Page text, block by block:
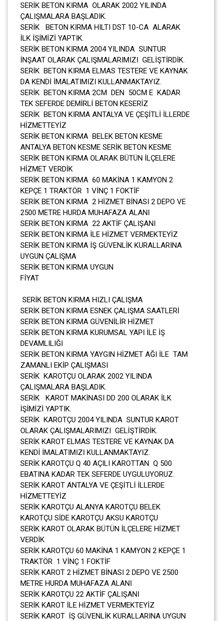
SERİK BETON KIRMA OLARAK 2002 YILINDA
ÇALIŞMALARA BAŞLADIK.
SERİK BETON KIRMA HILTI DST 10-CA ALARAK
İLK İŞİMİZİ YAPTIK.
SERİK BETON KIRMA 2004 YILINDA SUNTUR
İNŞAAT OLARAK ÇALIŞMALARIMIZI GELİŞTİRDİK.
SERİK BETON KIRMA ELMAS TESTERE VE KAYNAK
DA KENDİ İMALATIMIZI KULLANMAKTAYIZ.
SERİK BETON KIRMA 2CM DEN 50CM E KADAR
TEK SEFERDE DEMİRLİ BETON KESERİZ
SERİK BETON KIRMA ANTALYA VE ÇEŞİTLİ İLLERDE
HİZMETTEYİZ
SERİK BETON KIRMA BELEK BETON KESME
ANTALYA BETON KESME SERİK BETON KESME
SERİK BETON KIRMA OLARAK BÜTÜN İLÇELERE
HİZMET VERDİK
SERİK BETON KIRMA 60 MAKİNA 1 KAMYON 2
KEPÇE 1 TRAKTÖR 1 VİNÇ 1 FOKTİF
SERİK BETON KIRMA 2 HİZMET BİNASI 2 DEPO VE
2500 METRE HURDA MUHAFAZA ALANI
SERİK BETON KIRMA 22 AKTİF ÇALIŞANI
SERİK BETON KIRMA İLE HİZMET VERMEKTEYİZ
SERİK BETON KIRMA İŞ GÜVENLİK KURALLARINA
UYGUN ÇALIŞMA
SERİK BETON KIRMA UYGUN
FİYAT
SERİK BETON KIRMA HIZLI ÇALIŞMA
SERİK BETON KIRMA ESNEK ÇALIŞMA SAATLERİ
SERİK BETON KIRMA GÜVENİLİR HİZMET
SERİK BETON KIRMA KURUMSAL YAPI İLE İŞ
DEVAMLILIĞI
SERİK BETON KIRMA YAYGIN HİZMET AĞI İLE TAM
ZAMANLI EKİP ÇALIŞMASI
SERİK KAROTÇU OLARAK 2002 YILINDA
ÇALIŞMALARA BAŞLADIK.
SERİK KAROT MAKİNASI DD 200 OLARAK İLK
İŞİMİZİ YAPTIK.
SERİK KAROTÇU 2004 YILINDA SUNTUR KAROT
OLARAK ÇALIŞMALARIMIZI GELİŞTİRDİK.
SERİK KAROT ELMAS TESTERE VE KAYNAK DA
KENDİ İMALATIMIZI KULLANMAKTAYIZ.
SERİK KAROTÇU Q 40 AÇILI KAROTTAN Q 500
EBATINA KADAR TEK SEFERDE UYGULUYORUZ.
SERİK KAROT ANTALYA VE ÇEŞİTLİ İLLERDE
HİZMETTEYİZ
SERİK KAROTÇU ALANYA KAROTÇU BELEK
KAROTÇU SİDE KAROTÇU AKSU KAROTÇU
SERİK KAROT OLARAK BÜTÜN İLÇELERE HİZMET
VERDİK
SERİK KAROTÇU 60 MAKİNA 1 KAMYON 2 KEPÇE 1
TRAKTÖR 1 VİNÇ 1 FOKTİF
SERİK KAROT 2 HİZMET BİNASI 2 DEPO VE 2500
METRE HURDA MUHAFAZA ALANI
SERİK KAROTÇU 22 AKTİF ÇALIŞANI
SERİK KAROT İLE HİZMET VERMEKTEYİZ
SERİK KAROT İŞ GÜVENLİK KURALLARINA UYGUN